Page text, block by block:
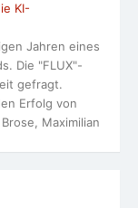
KI-
Jahren eines
Die "FLUX"-
gefragt.
Erfolg von
Maximilian